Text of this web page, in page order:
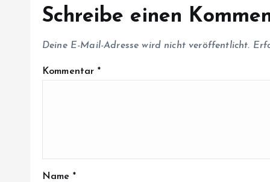
n
Schreibe einen
Deine E-Mail-Adresse wird nicht veröffentlicht.
Kommentar *
Name *